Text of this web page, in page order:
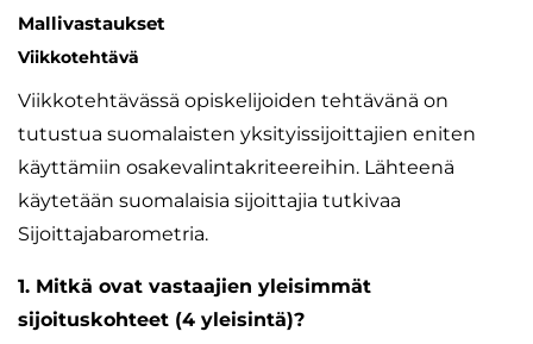
Mallivastaukset
Viikkotehtävä
Viikkotehtävässä opiskelijoiden tehtävänä on
tutustua suomalaisten yksityissijoittajien eniten
käyttämiin osakevalintakriteereihin. Lähteenä
käytetään suomalaisia sijoittajia tutkivaa
Sijoittajabarometria.
1. Mitkä ovat vastaajien yleisimmät
sijoituskohteet (4 yleisintä)?